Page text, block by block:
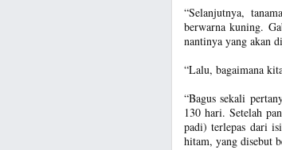
“Selanjutnya,
berwarna kuning.
nantinya yang akan
“Lalu, bagaimana
“Bagus sekali
130 hari. Setelah
padi) terlepas dari
hitam, yang disebut